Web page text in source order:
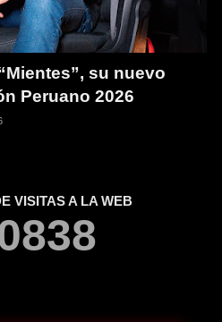
su nuevo
Peruano 2026
VISITAS A LA WEB
838